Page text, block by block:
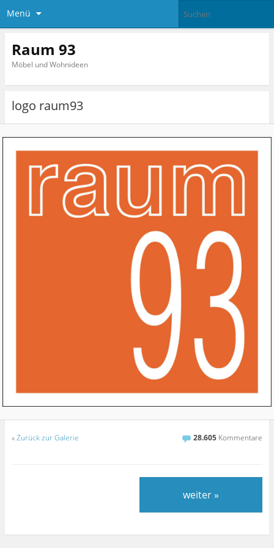
Menü
Raum 93
Möbel und Wohnideen
logo raum93
«Zurück zur Galerie 28.605 Kommentare
weiter »